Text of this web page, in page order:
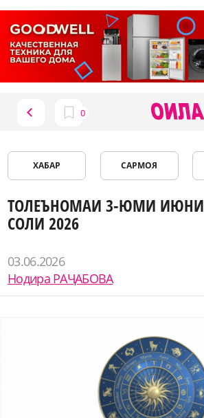
ХАБАР САРМОЯ
ТОЛЕЪНОМАИ 3-ЮМИ ИЮНИ
СОЛИ 2026
03.06.2026
Нодира РАҶАБОВА